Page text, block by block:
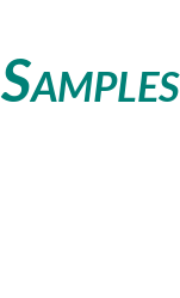
SAMPLES